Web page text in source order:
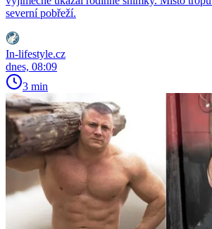
severní pobřeží.
In-lifestyle.cz
dnes, 08:09
3 min